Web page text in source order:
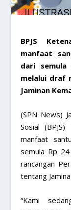
BPJS
manfaat
dari
melalui draf
Jaminan
(SPN News)
Sosial
manfaat
semula Rp
rancangan
tentang
“Kami